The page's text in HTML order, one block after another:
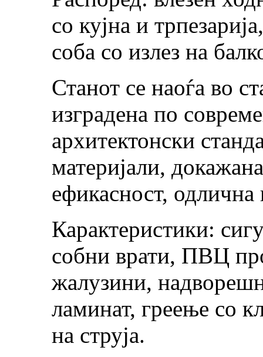
со кујна и
соба со излез на
Станот се наоѓа во
изградена по
архитектонски
материјали,
ефикасност, одлична
Карактеристики:
собни врати, ПВЦ
жалузини,
ламинат, греење со
на струја.